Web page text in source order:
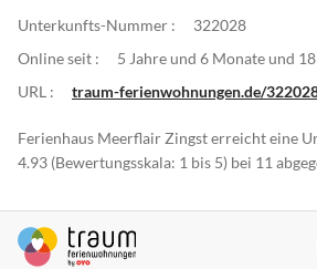
Unterkunfts-Nummer :
322028
Online seit :
5 Jahre und 6 Monate und 18
URL :
traum-ferienwohnungen.de/
Ferienhaus Meerflair Zingst erreicht eine
4.93 (Bewertungsskala: 1 bis 5) bei 11